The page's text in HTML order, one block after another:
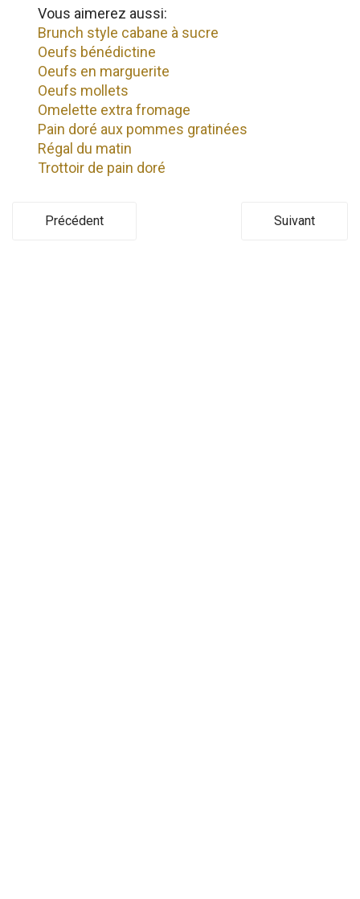
Vous aimerez aussi:
Brunch style cabane à sucre
Oeufs bénédictine
Oeufs en marguerite
Oeufs mollets
Omelette extra fromage
Pain doré aux pommes gratinées
Régal du matin
Trottoir de pain doré
Précédent Suivant